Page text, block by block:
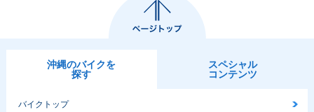
沖縄のバイクを
探す
スペシャル
コンテンツ
バイクトップ